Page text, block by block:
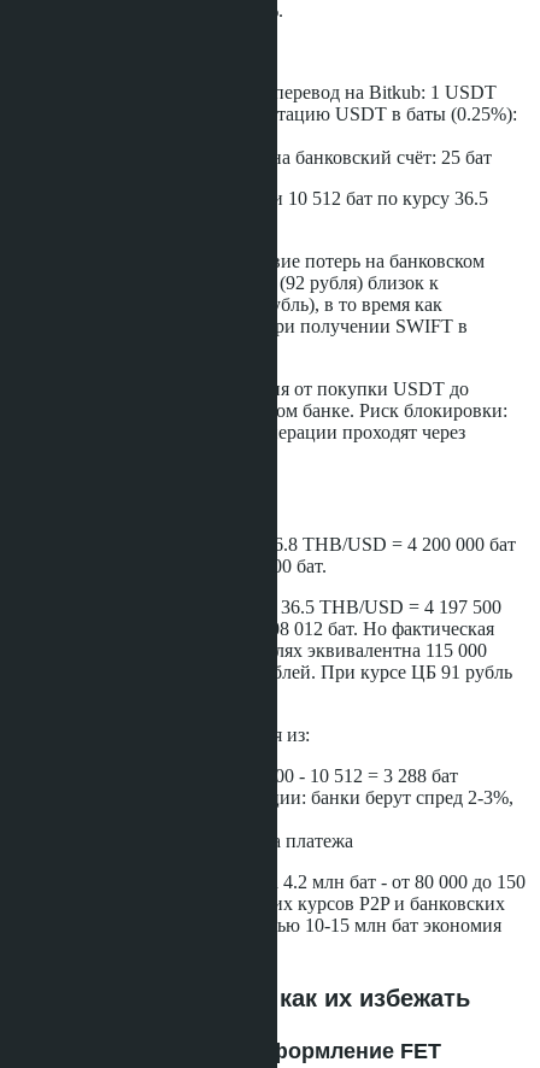
рубль. Переплата за USDT: 1.1%.
Комиссия сети TRC-20 за перевод на Bitkub: 1 USDT
Комиссия Bitkub за конвертацию USDT в баты (0.25%):
Комиссия за вывод батов на банковский счёт: 25 бат
Общие комиссии: 288 USDT или 10 512 бат по курсу 36.5
Выгода криптовалюты: отсутствие потерь на банковском
курсе. Курс P2P-покупки USDT (92 рубля) близок к
рыночному курсу доллара (91 рубль), в то время как
банковский курс конвертации при получении SWIFT в
Срок зачисления: 1-2 рабочих дня от покупки USDT до
получения батов на счёт в тайском банке. Риск блокировки:
минимальный, поскольку все операции проходят через
SWIFT: 114 130 USD по курсу 36.8 THB/USD = 4 200 000 бат
+ комиссии 13 800 бат = 4 213 800 бат.
Крипта: 115 000 USDT по курсу 36.5 THB/USD = 4 197 500
бат + комиссии 10 512 бат = 4 208 012 бат. Но фактическая
стоимость покупки USDT в рублях эквивалентна 115 000
USD × 92 рубля = 10 580 000 рублей. При курсе ЦБ 91 рубль
Реальная экономия складывается из:
Разница в комиссиях: 13 800 - 10 512 = 3 288 бат
Разница в курсе конвертации: банки берут спред 2-3%,
Отсутствие риска возврата платежа
Общая экономия при покупке за 4.2 млн бат - от 80 000 до 150
000 бат в зависимости от текущих курсов P2P и банковских
спредов. Для объектов стоимостью 10-15 млн бат экономия
Юридические риски и как их избежать
Риск 1: Неправильное оформление FET